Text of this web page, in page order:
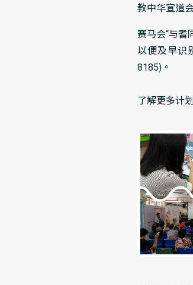
教中华宣道
赛马会“与耆
以便及早识
8185)。
了解更多计